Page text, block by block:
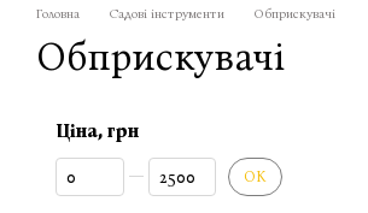
Головна Садові інструменти Обприскувачі
Обприскувачі
Ціна, грн
Від Ціна, грн
До Ціна, грн ОК